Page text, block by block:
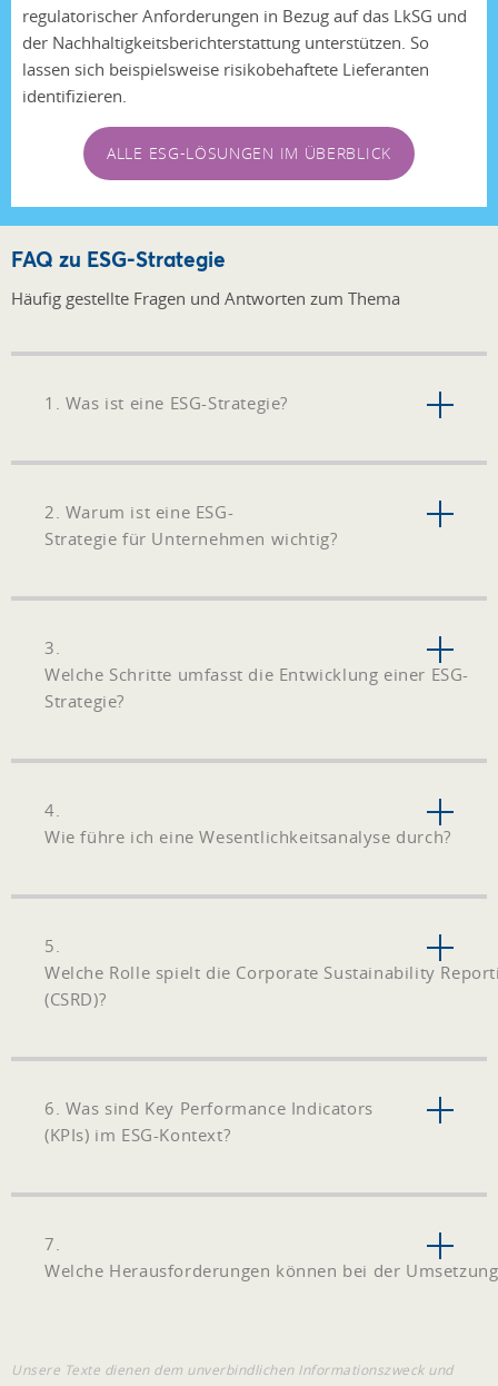
regulatorischer Anforderungen in Bezug auf das LkSG und
der Nachhaltigkeitsberichterstattung unterstützen. So
lassen sich beispielsweise risikobehaftete Lieferanten
identifizieren.
ALLE ESG-LÖSUNGEN IM ÜBERBLICK
FAQ zu ESG-Strategie
Häufig gestellte Fragen und Antworten zum Thema
1. Was ist eine ESG-Strategie?
2. Warum ist eine ESG-
Strategie für Unternehmen wichtig?
3.
Welche Schritte umfasst die Entwicklung einer ESG-
Strategie?
4.
Wie führe ich eine Wesentlichkeitsanalyse durch?
5.
Welche Rolle spielt die Corporate Sustainability
(CSRD)?
6. Was sind Key Performance Indicators
(KPIs) im ESG-Kontext?
7.
Welche Herausforderungen können bei der
Unsere Texte dienen dem unverbindlichen Informationszweck und